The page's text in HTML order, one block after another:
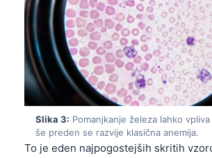
Slika 3: Pomanjkanje železa lahko
še preden se razvije klasična anemija.
To je eden najpogostejših skritih